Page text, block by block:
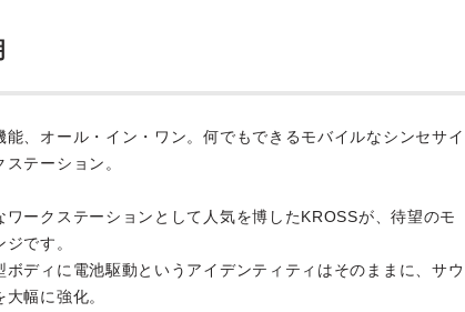
能、オール・イン・ワン。何でもできるモバイルなシンセサイ
テーション。
ワークステーションとして人気を博したKROSSが、待望のモ
です。
ボディに電池駆動というアイデンティティはそのままに、サウ
幅に強化。